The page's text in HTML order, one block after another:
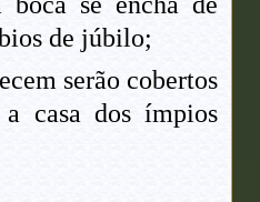
de júbilo;
serão cobertos
casa dos ímpios